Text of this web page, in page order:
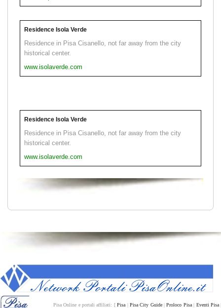
Residence Isola Verde
Residence in Pisa Cisanello, not far away from the city
historical center.
www.isolaverde.com
Residence Isola Verde
Residence in Pisa Cisanello, not far away from the city
historical center.
www.isolaverde.com
Pisa Online e portali affiliati: [Pisa | Pisa City Guide|Proloco Pisa| Eventi Pisa